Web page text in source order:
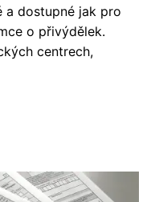
a dostupné jak pro
o přivýdělek.
centrech,